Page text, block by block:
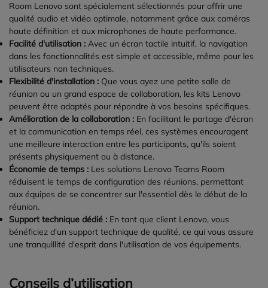
Room Lenovo sont spécialement sélectionnés pour offrir une
qualité audio et vidéo optimale, notamment grâce aux caméras
haute définition et aux microphones de haute performance.
Facilité d'utilisation : Avec un écran tactile intuitif, la navigation
dans les fonctionnalités est simple et accessible, même pour les
utilisateurs non techniques.
Flexibilité d'installation : Que vous ayez une petite salle de
réunion ou un grand espace de collaboration, les kits Lenovo
peuvent être adaptés pour répondre à vos besoins spécifiques.
Amélioration de la collaboration : En facilitant le partage d'écran
et la communication en temps réel, ces systèmes encouragent
une meilleure interaction entre les participants, qu'ils soient
présents physiquement ou à distance.
Économie de temps : Les solutions Lenovo Teams Room
réduisent le temps de configuration des réunions, permettant
aux équipes de se concentrer sur l'essentiel dès le début de la
réunion.
Support technique dédié : En tant que client Lenovo, vous
bénéficiez d'un support technique de qualité, ce qui vous assure
une tranquillité d'esprit dans l'utilisation de vos équipements.
Conseils d’utilisation